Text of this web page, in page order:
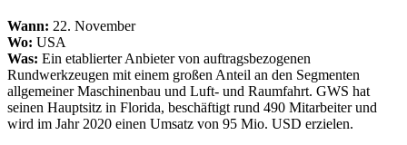
Wann: 22. November
Wo: USA
Was: Ein etablierter Anbieter von auftragsbezogenen
Rundwerkzeugen mit einem großen Anteil an den Segmenten
allgemeiner Maschinenbau und Luft- und Raumfahrt. GWS hat
seinen Hauptsitz in Florida, beschäftigt rund 490 Mitarbeiter und
wird im Jahr 2020 einen Umsatz von 95 Mio. USD erzielen.